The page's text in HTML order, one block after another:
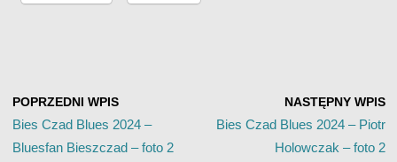
POPRZEDNI WPIS
Bies Czad Blues 2024 –
Bluesfan Bieszczad – foto 2
NASTĘPNY WPIS
Bies Czad Blues 2024 – Piotr
Holowczak – foto 2